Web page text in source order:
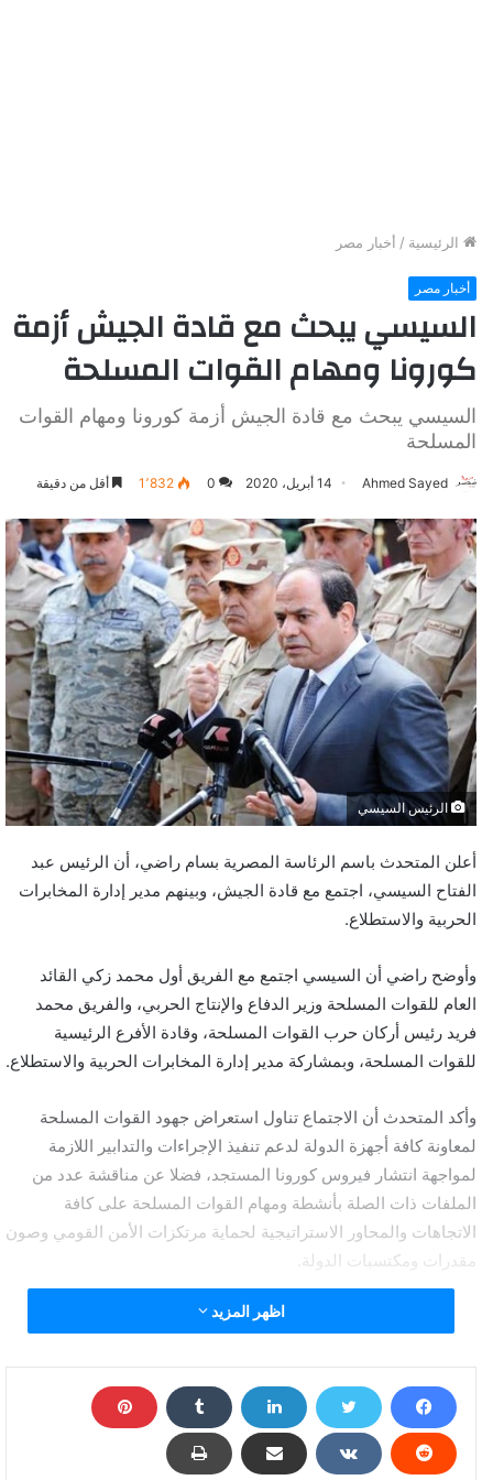
الرئيسية / أخبار مصر
أخبار مصر
السيسي يبحث مع قادة الجيش أزمة
كورونا ومهام القوات المسلحة
السيسي يبحث مع قادة الجيش أزمة كورونا ومهام القوات
المسلحة
Ahmed Sayed 14 أبريل، 2020 0 1٬832 أقل من دقيقة
الرئيس السيسي
أعلن المتحدث باسم الرئاسة المصرية بسام راضي، أن الرئيس عبد
الفتاح السيسي، اجتمع مع قادة الجيش، وبينهم مدير إدارة المخابرات
الحربية والاستطلاع.
وأوضح راضي أن السيسي اجتمع مع الفريق أول محمد زكي القائد
العام للقوات المسلحة وزير الدفاع والإنتاج الحربي، والفريق محمد
فريد رئيس أركان حرب القوات المسلحة، وقادة الأفرع الرئيسية
للقوات المسلحة، وبمشاركة مدير إدارة المخابرات الحربية والاستطلاع.
وأكد المتحدث أن الاجتماع تناول استعراض جهود القوات المسلحة
لمعاونة كافة أجهزة الدولة لدعم تنفيذ الإجراءات والتدابير اللازمة
لمواجهة انتشار فيروس كورونا المستجد، فضلا عن مناقشة عدد من
الملفات ذات الصلة بأنشطة ومهام القوات المسلحة على كافة
الاتجاهات والمحاور الاستراتيجية لحماية مرتكزات الأمن القومي وصون
مقدرات ومكتسبات الدولة.
السيسي يبحث مع قادة الجيش أزمة كورونا ومهام القوات
اظهر المزيد